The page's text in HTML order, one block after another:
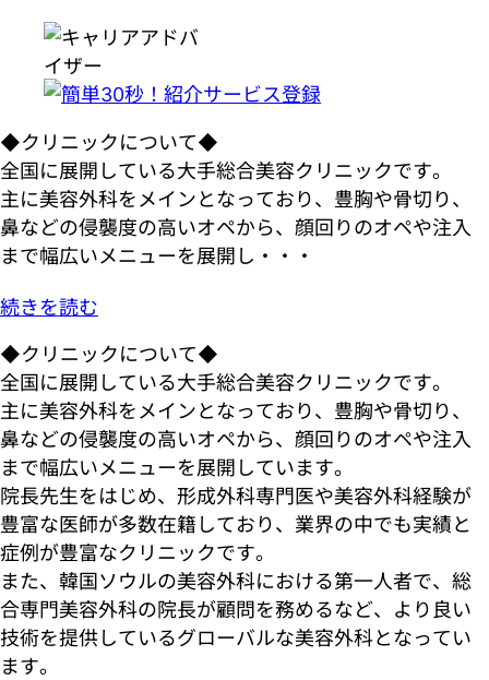
◆クリニックについて◆
全国に展開している大手総合美容クリニックです。
主に美容外科をメインとなっており、豊胸や骨切り、
鼻などの侵襲度の高いオペから、顔回りのオペや注入
まで幅広いメニューを展開し・・・
続きを読む
◆クリニックについて◆
全国に展開している大手総合美容クリニックです。
主に美容外科をメインとなっており、豊胸や骨切り、
鼻などの侵襲度の高いオペから、顔回りのオペや注入
まで幅広いメニューを展開しています。
院長先生をはじめ、形成外科専門医や美容外科経験が
豊富な医師が多数在籍しており、業界の中でも実績と
症例が豊富なクリニックです。
また、韓国ソウルの美容外科における第一人者で、総
合専門美容外科の院長が顧問を務めるなど、より良い
技術を提供しているグローバルな美容外科となってい
ます。